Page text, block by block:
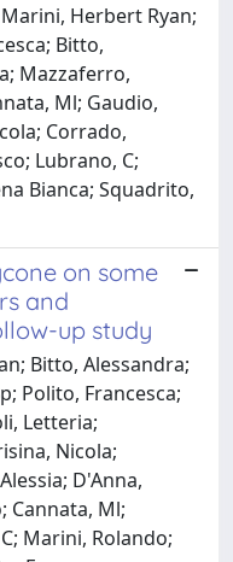
Herbert Ryan;
Bitto,
Mazzaferro,
Ml; Gaudio,
Corrado,
Lubrano, C;
Bianca; Squadrito,
on some
and
up study
Bitto, Alessandra;
Polito, Francesca;
Letteria;
Nicola;
D'Anna,
Cannata, Ml;
Marini, Rolando;